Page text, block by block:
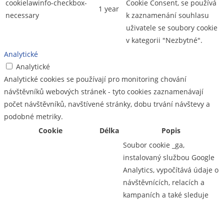
cookielawinfo-checkbox-
necessary
1 year
Cookie Consent, se používá
k zaznamenání souhlasu
uživatele se soubory cookie
v kategorii "Nezbytné".
Analytické
Analytické
Analytické cookies se používají pro monitoring chování
návštěvníků webových stránek - tyto cookies zaznamenávají
počet návštěvníků, navštívené stránky, dobu trvání návštevy a
podobné metriky.
Cookie
Délka Popis
Soubor cookie _ga,
instalovaný službou Google
Analytics, vypočítává údaje o
návštěvnících, relacích a
kampaních a také sleduje